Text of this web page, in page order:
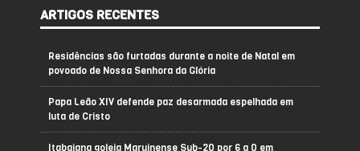
ARTIGOS RECENTES
Residências são furtadas durante a noite de Natal em
povoado de Nossa Senhora da Glória
Papa Leão XIV defende paz desarmada espelhada em
luta de Cristo
Itabaiana goleia Maruinense Sub-20 por 6 a 0 em